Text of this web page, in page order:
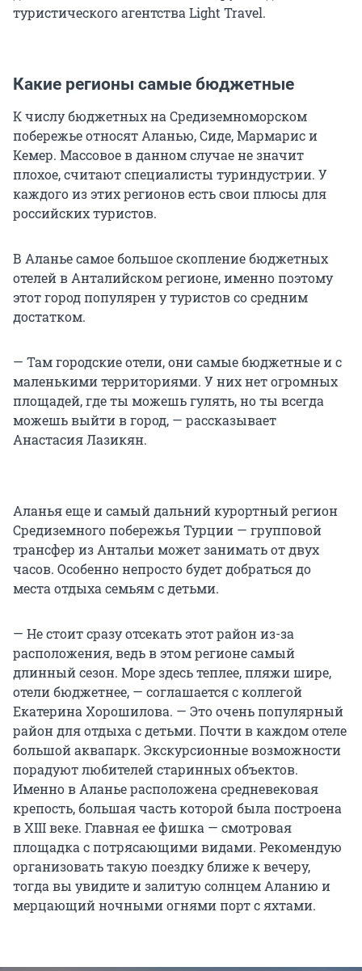
туристического агентства Light Travel.
Какие регионы самые бюджетные
К числу бюджетных на Средиземноморском
побережье относят Аланью, Сиде, Мармарис и
Кемер. Массовое в данном случае не значит
плохое, считают специалисты туриндустрии. У
каждого из этих регионов есть свои плюсы для
российских туристов.
В Аланье самое большое скопление бюджетных
отелей в Анталийском регионе, именно поэтому
этот город популярен у туристов со средним
достатком.
— Там городские отели, они самые бюджетные и с
маленькими территориями. У них нет огромных
площадей, где ты можешь гулять, но ты всегда
можешь выйти в город, — рассказывает
Анастасия Лазикян.
Аланья еще и самый дальний курортный регион
Средиземного побережья Турции — групповой
трансфер из Антальи может занимать от двух
часов. Особенно непросто будет добраться до
места отдыха семьям с детьми.
— Не стоит сразу отсекать этот район из-за
расположения, ведь в этом регионе самый
длинный сезон. Море здесь теплее, пляжи шире,
отели бюджетнее, — соглашается с коллегой
Екатерина Хорошилова. — Это очень популярный
район для отдыха с детьми. Почти в каждом отеле
большой аквапарк. Экскурсионные возможности
порадуют любителей старинных объектов.
Именно в Аланье расположена средневековая
крепость, большая часть которой была построена
в XIII веке. Главная ее фишка — смотровая
площадка с потрясающими видами. Рекомендую
организовать такую поездку ближе к вечеру,
тогда вы увидите и залитую солнцем Аланию и
мерцающий ночными огнями порт с яхтами.